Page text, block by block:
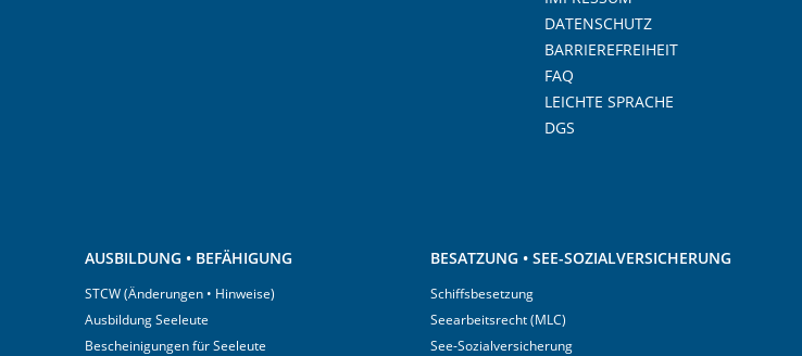
DATENSCHUTZ
BARRIEREFREIHEIT
FAQ
LEICHTE SPRACHE
DGS
AUSBILDUNG • BEFÄHIGUNG
STCW (Änderungen • Hinweise)
Ausbildung Seeleute
Bescheinigungen für Seeleute
BESATZUNG • SEE-SOZIALVERSICHERUNG
Schiffsbesetzung
Seearbeitsrecht (MLC)
See-Sozialversicherung